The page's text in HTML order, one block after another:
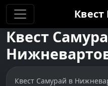
Квест
Квест
Квест Самурай в